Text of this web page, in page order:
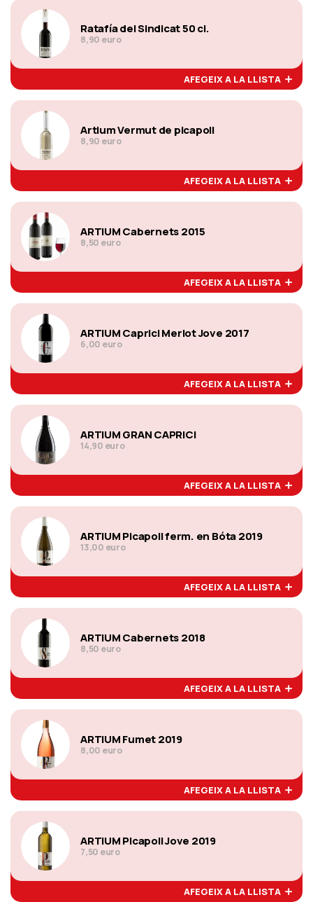
Ratafía del Sindicat 50 cl.
8,90 euro
AFEGEIX A LA LLISTA
Artium Vermut de picapoll
8,90 euro
AFEGEIX A LA LLISTA
ARTIUM Cabernets 2015
8,50 euro
AFEGEIX A LA LLISTA
ARTIUM Caprici Merlot Jove 2017
6,00 euro
AFEGEIX A LA LLISTA
ARTIUM GRAN CAPRICI
14,90 euro
AFEGEIX A LA LLISTA
ARTIUM Picapoll ferm. en Bóta 2019
13,00 euro
AFEGEIX A LA LLISTA
ARTIUM Cabernets 2018
8,50 euro
AFEGEIX A LA LLISTA
ARTIUM Fumet 2019
8,00 euro
AFEGEIX A LA LLISTA
ARTIUM Picapoll Jove 2019
7,50 euro
AFEGEIX A LA LLISTA